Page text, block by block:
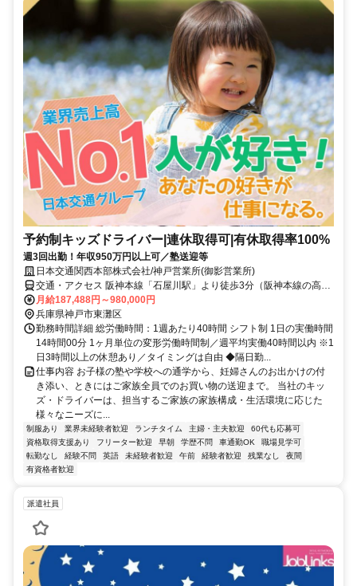
予約制キッズドライバー|連休取得可|有休取得率100%
週3回出勤！年収950万円以上可／塾送迎等
日本交通関西本部株式会社/神戸営業所(御影営業所)
交通・アクセス 阪神本線「石屋川駅」より徒歩3分（阪神本線の高架
下）
月給187,488円～980,000円
兵庫県神戸市東灘区
勤務時間詳細 総労働時間：1週あたり40時間 シフト制 1日の実働時間
14時間00分 1ヶ月単位の変形労働時間制／週平均実働40時間以内 ※1
日3時間以上の休憩あり／タイミングは自由 ◆隔日勤...
仕事内容 お子様の塾や学校への通学から、妊婦さんのお出かけの付
き添い、ときにはご家族全員でのお買い物の送迎まで。 当社のキッ
ズ・ドライバーは、担当するご家族の家族構成・生活環境に応じた
様々なニーズに...
制服あり 業界未経験者歓迎 ランチタイム 主婦・主夫歓迎
60代も応募可
資格取得支援あり
フリーター歓迎 早朝 学歴不問 車通勤OK
職場見学可
転勤なし
経験不問 英語 未経験者歓迎 午前 経験者歓迎 残業なし
夜間
有資格者歓迎
派遣社員